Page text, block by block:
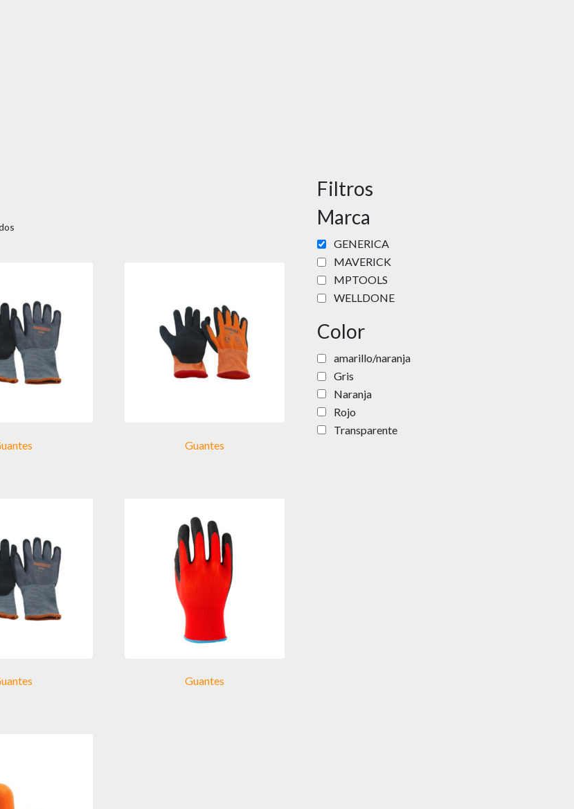
Guantes
Guantes
Filtros
Marca
GENERICA
MAVERICK
MPTOOLS
WELLDONE
Color
amarillo/naranja
Gris
Naranja
Rojo
Transparente